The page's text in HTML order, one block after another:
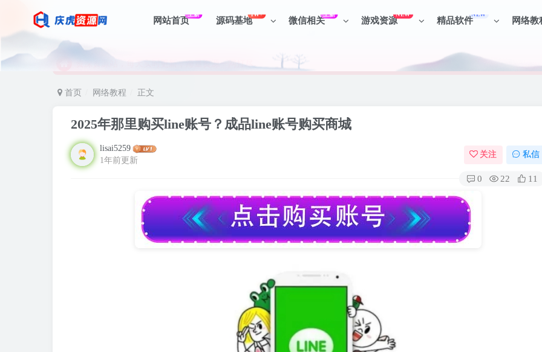
网站首页
上新
源码基地
1W+
微信相关
上新
游戏资源
NEW
精品软件
NEW
网络教
【启明网】找项目 + 低成本创业 + 减少信息差 + 见识各种项目 + 提升网创认知。
资深资源站，每天实时更新，海量资源一网打尽。
【启明网】找项目 + 低成本创业 + 减少信息差 + 见识各种项目 + 提升网创认知。
首页 网络教程 正文
2025年那里购买line账号？成品line账号购买商城
lisai5259
1年前更新
关注 私信
0 22 11